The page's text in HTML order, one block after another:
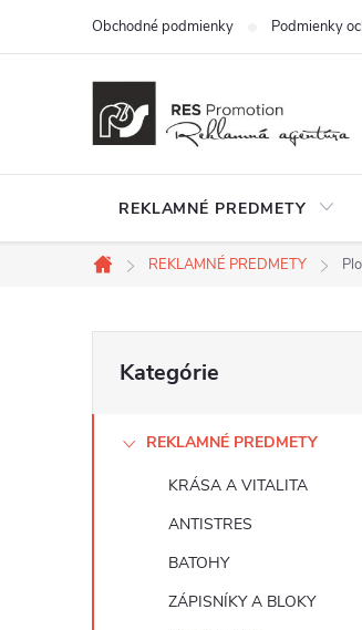
Obchodné podmienky Podmienky
REKLAMNÉ PREDMETY
Domov
REKLAMNÉ PREDMETY
o
kategórie
Kategórie
REKLAMNÉ PREDMETY
KRÁSA A VITALITA
ANTISTRES
BATOHY
ZÁPISNÍKY A BLOKY